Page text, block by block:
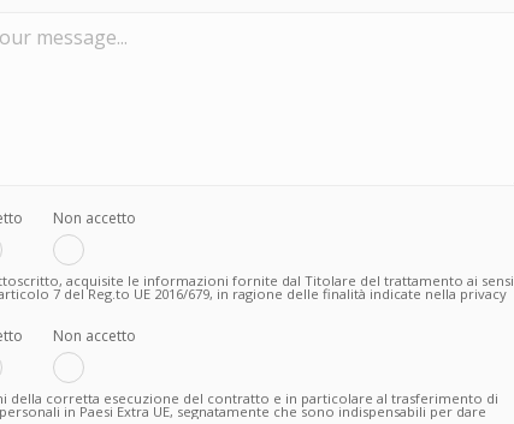
Non accetto
acquisite le informazioni fornite dal Titolare del trattamento ai sensi
7 del Reg.to UE 2016/679, in ragione delle finalità indicate nella privacy
relativamente al trattamento dei propri dati personali, funzionali
Non accetto
della corretta esecuzione del contratto e in particolare al trasferimento di
in Paesi Extra UE, segnatamente che sono indispensabili per dare